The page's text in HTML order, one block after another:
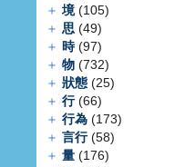
＋ 境(105)
＋ 思 (49)
＋ 時(97)
＋ 物 (732)
＋ 狀態 (25)
＋ 行(66)
＋ 行為 (173)
＋ 言行(58)
＋ 量 (176)